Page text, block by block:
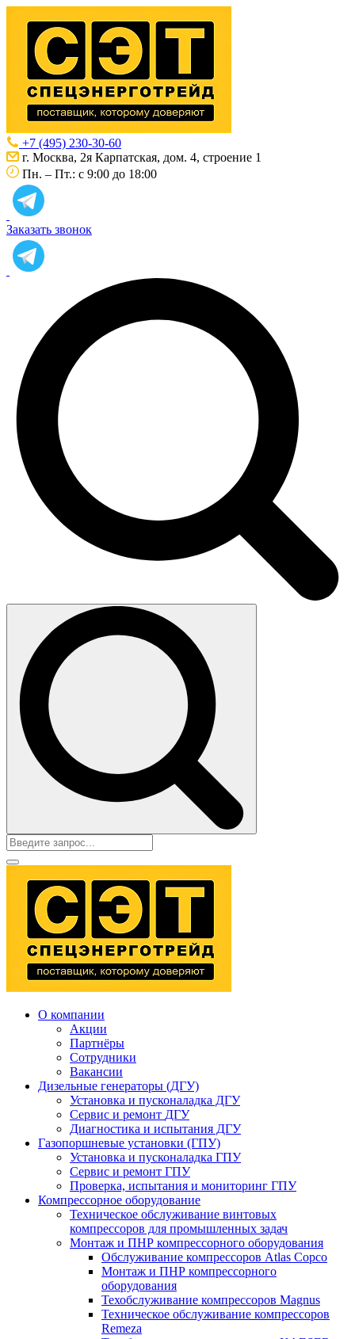
+7 (495) 230-30-60
г. Москва, 2я Карпатская, дом. 4, строение 1
Пн. – Пт.: с 9:00 до 18:00
Заказать звонок
О компании
Акции
Партнёры
Сотрудники
Вакансии
Дизельные генераторы (ДГУ)
Установка и пусконаладка ДГУ
Сервис и ремонт ДГУ
Диагностика и испытания ДГУ
Газопоршневые установки (ГПУ)
Установка и пусконаладка ГПУ
Сервис и ремонт ГПУ
Проверка, испытания и мониторинг ГПУ
Компрессорное оборудование
Техническое обслуживание винтовых
компрессоров для промышленных задач
Монтаж и ПНР компрессорного оборудования
Обслуживание компрессоров Atlas Copco
Монтаж и ПНР компрессорного
оборудования
Техобслуживание компрессоров Magnus
Техническое обслуживание компрессоров
Remeza